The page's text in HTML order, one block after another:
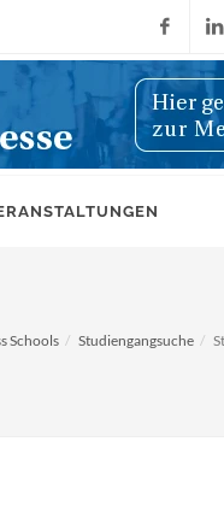
Facebook
Schools Studiengangsuche